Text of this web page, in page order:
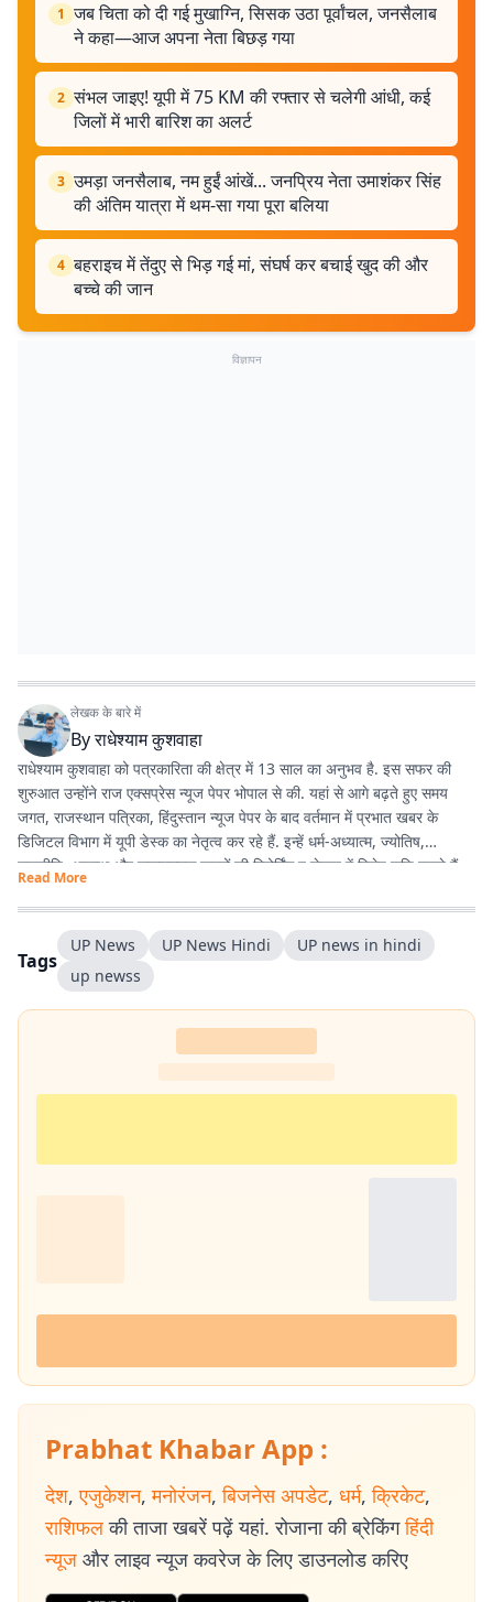
1 जब चिता को दी गई मुखाग्नि, सिसक उठा पूर्वांचल, जनसैलाब
ने कहा—आज अपना नेता बिछड़ गया
2 संभल जाइए! यूपी में 75 KM की रफ्तार से चलेगी आंधी, कई
जिलों में भारी बारिश का अलर्ट
3 उमड़ा जनसैलाब, नम हुईं आंखें... जनप्रिय नेता उमाशंकर सिंह
की अंतिम यात्रा में थम-सा गया पूरा बलिया
4 बहराइच में तेंदुए से भिड़ गई मां, संघर्ष कर बचाई खुद की और
बच्चे की जान
विज्ञापन
लेखक के बारे में
Byराधेश्याम कुशवाहा
राधेश्याम कुशवाहा को पत्रकारिता की क्षेत्र में 13 साल का अनुभव है. इस सफर की
शुरुआत उन्होंने राज एक्सप्रेस न्यूज पेपर भोपाल से की. यहां से आगे बढ़ते हुए समय
जगत, राजस्थान पत्रिका, हिंदुस्तान न्यूज पेपर के बाद वर्तमान में प्रभात खबर के
डिजिटल विभाग में यूपी डेस्क का नेतृत्व कर रहे हैं. इन्हें धर्म-अध्यात्म, ज्योतिष,
राजनीति, अपराध और सकारात्मक खबरों की रिपोर्टिंग व लेखन में विशेष रुचि रखते हैं.
Read More
Tags
UP News UP News Hindi
UP news in hindi
up newss
Prabhat Khabar App :
देश, एजुकेशन, मनोरंजन, बिजनेस अपडेट, धर्म, क्रिकेट,
राशिफल की ताजा खबरें पढ़ें यहां. रोजाना की ब्रेकिंग हिंदी
न्यूज और लाइव न्यूज कवरेज के लिए डाउनलोड करिए